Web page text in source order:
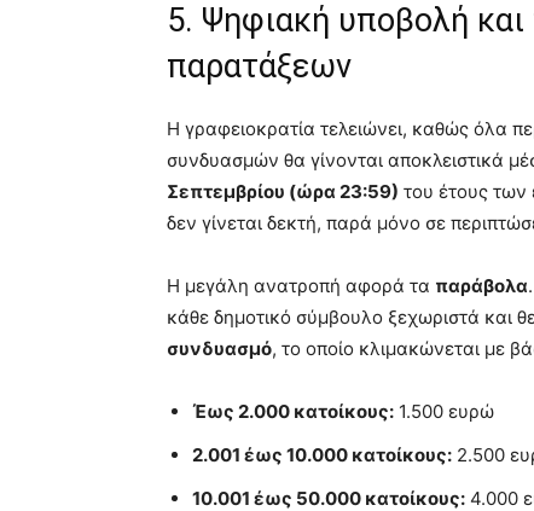
5. Ψηφιακή υποβολή
παρατάξεων
Η γραφειοκρατία τελειώνει, καθώς όλα
συνδυασμών θα γίνονται αποκλειστικά
Σεπτεμβρίου (ώρα 23:59) του έτους
δεν γίνεται δεκτή, παρά μόνο σε
Η μεγάλη ανατροπή αφορά τα παράβολα
κάθε δημοτικό σύμβουλο ξεχωριστά και
συνδυασμό, το οποίο κλιμακώνεται με
Έως 2.000 κατοίκους: 1.500 ευρώ
2.001 έως 10.000 κατοίκους: 2.500
10.001 έως 50.000 κατοίκους: 4.000